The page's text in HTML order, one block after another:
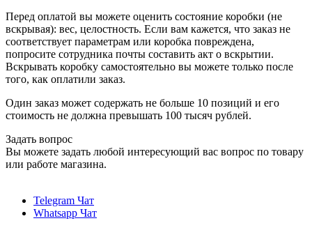
Перед оплатой вы можете оценить состояние коробки (не
вскрывая): вес, целостность. Если вам кажется, что заказ не
соответствует параметрам или коробка повреждена,
попросите сотрудника почты составить акт о вскрытии.
Вскрывать коробку самостоятельно вы можете только после
того, как оплатили заказ.
Один заказ может содержать не больше 10 позиций и его
стоимость не должна превышать 100 тысяч рублей.
Задать вопрос
Вы можете задать любой интересующий вас вопрос по товару
или работе магазина.
Telegram Чат
Whatsapp Чат